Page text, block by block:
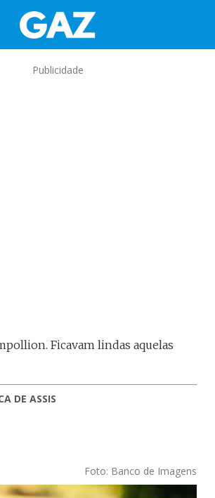
Publicidade
Ficavam lindas aquelas
DE ASSIS
Foto: Banco de Imagens